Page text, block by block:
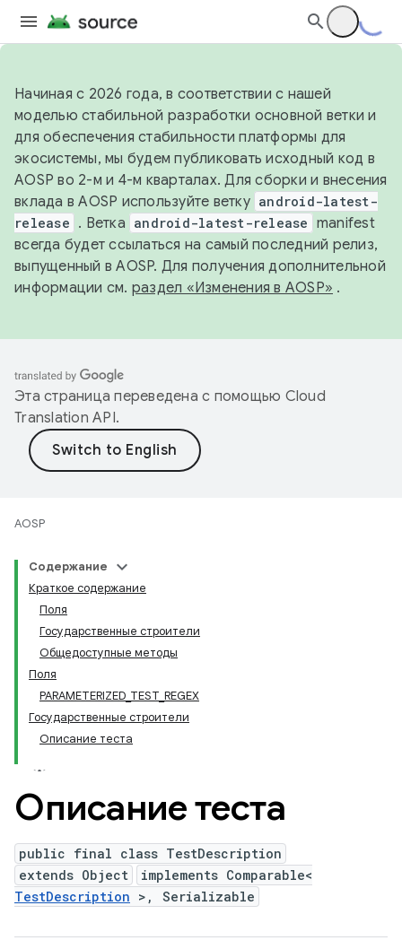
Начиная с 2026 года, в соответствии с нашей
моделью стабильной разработки основной ветки и
для обеспечения стабильности платформы для
экосистемы, мы будем публиковать исходный код в
AOSP во 2-м и 4-м кварталах. Для сборки и внесения
вклада в AOSP используйте ветку android-latest-
release . Ветка android-latest-release manifest
всегда будет ссылаться на самый последний релиз,
выпущенный в AOSP. Для получения дополнительной
информации см. раздел «Изменения в AOSP» .
Эта страница переведена с помощью Cloud
Translation API.
AOSP
Содержание
Краткое содержание
Поля
Государственные строители
Общедоступные методы
Поля
PARAMETERIZED_TEST_REGEX
Государственные строители
Описание теста
Описание теста
public final class TestDescription
extends Object
implements Comparable<
TestDescription >, Serializable